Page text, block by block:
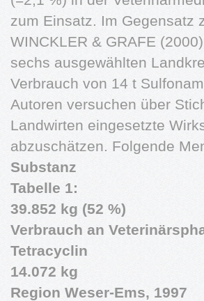
zum Einsatz. Im Gegensatz
WINCKLER & GRAFE
sechs ausgewählten
Verbrauch von 14 t
Autoren versuchen über
Landwirten eingesetzte
abzuschätzen. Folgende
Substanz
Tabelle 1:
39.852 kg (52 %)
Verbrauch an
Tetracyclin
14.072 kg
Region Weser-Ems, 1997